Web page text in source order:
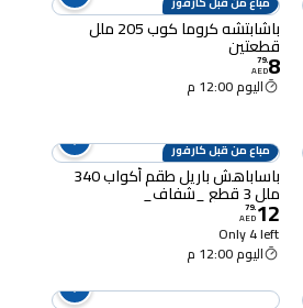
باشابتشه كروما كوب 205 ملل
قطعتين
8
.
79
AED
اليوم 12:00 م
مباع من قبل كارفور
باساباهش باريل طقم أكواب 340
ملل 3 قطع _شفاف_
12
.
79
AED
Only 4 left
اليوم 12:00 م